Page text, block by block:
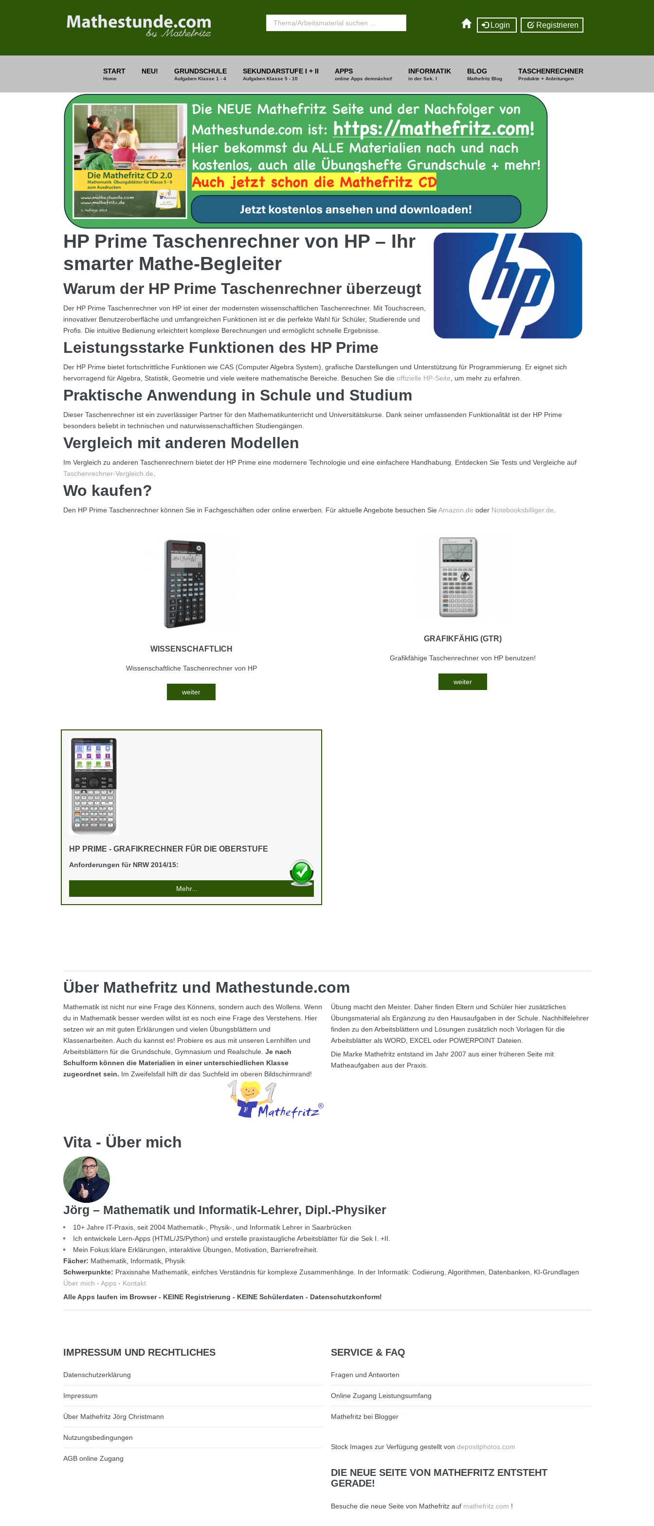
Login Registrieren
START
Home
NEU! GRUNDSCHULE
Aufgaben Klasse 1 - 4
SEKUNDARSTUFE I + II
Aufgaben Klasse 5 - 10
APPS
online Apps demnächst!
INFORMATIK
in der Sek. I
BLOG
Mathefritz Blog
TASCHENRECHNER
Produkte + Anleitungen
HP Prime Taschenrechner von HP – Ihr
smarter Mathe-Begleiter
Warum der HP Prime Taschenrechner überzeugt
Der HP Prime Taschenrechner von HP ist einer der modernsten wissenschaftlichen Taschenrechner. Mit Touchscreen,
innovativer Benutzeroberfläche und umfangreichen Funktionen ist er die perfekte Wahl für Schüler, Studierende und
Profis. Die intuitive Bedienung erleichtert komplexe Berechnungen und ermöglicht schnelle Ergebnisse.
Leistungsstarke Funktionen des HP Prime
Der HP Prime bietet fortschrittliche Funktionen wie CAS (Computer Algebra System), grafische Darstellungen und Unterstützung für Programmierung. Er eignet sich
hervorragend für Algebra, Statistik, Geometrie und viele weitere mathematische Bereiche. Besuchen Sie die offizielle HP-Seite , um mehr zu erfahren.
Praktische Anwendung in Schule und Studium
Dieser Taschenrechner ist ein zuverlässiger Partner für den Mathematikunterricht und Universitätskurse. Dank seiner umfassenden Funktionalität ist der HP Prime
besonders beliebt in technischen und naturwissenschaftlichen Studiengängen.
Vergleich mit anderen Modellen
Im Vergleich zu anderen Taschenrechnern bietet der HP Prime eine modernere Technologie und eine einfachere Handhabung. Entdecken Sie Tests und Vergleiche auf
Taschenrechner-Vergleich.de
Wo kaufen?
Den HP Prime Taschenrechner können Sie in Fachgeschäften oder online erwerben. Für aktuelle Angebote besuchen SieAmazon.de oder Notebooksbilliger.de
WISSENSCHAFTLICH
Wissenschaftliche Taschenrechner von HP
weiter
GRAFIKFÄHIG (GTR)
Grafikfähige Taschenrechner von HP benutzen!
weiter
HP PRIME - GRAFIKRECHNER FÜR DIE OBERSTUFE
Anforderungen für NRW 2014/15:
Mehr...
Über Mathefritz und Mathestunde.com
Mathematik ist nicht nur eine Frage des Könnens, sondern auch des Wollens. Wenn
du in Mathematik besser werden willst ist es noch eine Frage des Verstehens. Hier
setzen wir an mit guten Erklärungen und vielen Übungsblättern und
Klassenarbeiten. Auch du kannst es! Probiere es aus mit unseren Lernhilfen und
Arbeitsblättern für die Grundschule, Gymnasium und Realschule. Je nach
Schulform können die Materialien in einer unterschiedlichen Klasse
zugeordnet sein. Im Zweifelsfall hilft dir das Suchfeld im oberen Bildschirmrand!
Übung macht den Meister. Daher finden Eltern und Schüler hier zusätzliches
Übungsmaterial als Ergänzung zu den Hausaufgaben in der Schule. Nachhilfelehrer
finden zu den Arbeitsblättern und Lösungen zusätzlich noch Vorlagen für die
Arbeitsblätter als WORD, EXCEL oder POWERPOINT Dateien.
Die Marke Mathefritz entstand im Jahr 2007 aus einer früheren Seite mit
Matheaufgaben aus der Praxis.
Vita - Über mich
Jörg – Mathematik und Informatik-Lehrer, Dipl.-Physiker
10+ Jahre IT-Praxis, seit 2004 Mathematik-, Physik-, und Informatik Lehrer in Saarbrücken
Ich entwickele Lern-Apps (HTML/JS/Python) und erstelle praxistaugliche Arbeitsblätter für die Sek I. +II.
Mein Fokus:klare Erklärungen, interaktive Übungen, Motivation, Barrierefreiheit.
Fächer: Mathematik, Informatik, Physik
Schwerpunkte: Praxisnahe Mathematik, einfches Verständnis für komplexe Zusammenhänge. In der Informatik: Codierung, Algorithmen, Datenbanken, KI-Grundlagen
Über mich · Apps· Kontakt
Alle Apps laufen im Browser - KEINE Registrierung - KEINE Schülerdaten - Datenschutzkonform!
IMPRESSUM UND RECHTLICHES
Datenschutzerklärung
Impressum
Über Mathefritz Jörg Christmann
Nutzungsbedingungen
AGB online Zugang
SERVICE& FAQ
Fragen und Antworten
Online Zugang Leistungsumfang
Mathefritz bei Blogger
Stock Images zur Verfügung gestellt von depositphotos.com
DIENEUE SEITE VON MATHEFRITZ ENTSTEHT
GERADE!
Besuche die neue Seite von Mathefritz auf mathefritz.com !